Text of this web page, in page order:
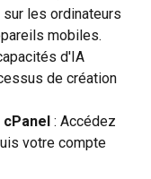
les ordinateurs
mobiles.
d'IA
de création
: Accédez
votre compte